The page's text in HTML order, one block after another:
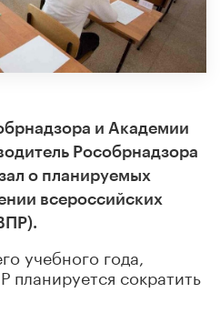
и Академии
Рособрнадзора
о планируемых
всероссийских
учебного года,
планируется сократить